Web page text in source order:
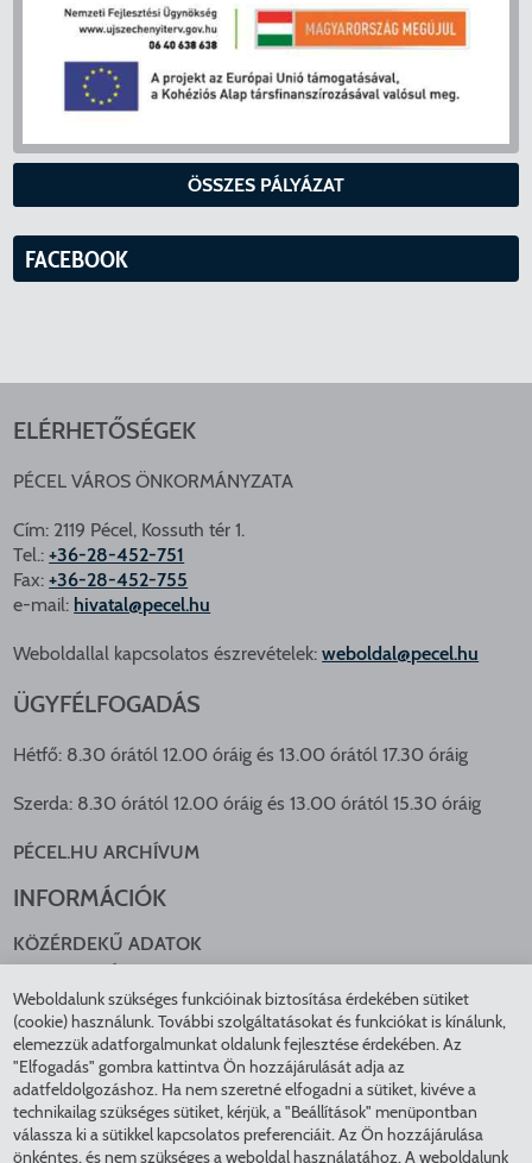
ÖSSZES PÁLYÁZAT
FACEBOOK
ELÉRHETŐSÉGEK
PÉCEL VÁROS ÖNKORMÁNYZATA
Cím: 2119 Pécel, Kossuth tér 1.
Tel.:+36-28-452-751
Fax:+36-28-452-755
e-mail: hivatal@pecel.hu
Weboldallal kapcsolatos észrevételek:weboldal@pecel.hu
ÜGYFÉLFOGADÁS
Hétfő: 8.30 órától 12.00 óráig és 13.00 órától 17.30 óráig
Szerda: 8.30 órától 12.00 óráig és 13.00 órától 15.30 óráig
PÉCEL.HU ARCHÍVUM
INFORMÁCIÓK
KÖZÉRDEKŰ ADATOK
KÖZLEKEDÉS
ADATKEZELÉS
ÁTLÁTHATÓ ÖNKORMÁNYZAT
COOKIE BEÁLLÍTÁSOK
INTÉZMÉNYEK
Weboldalunk szükséges funkcióinak biztosítása érdekében sütiket
(cookie) használunk. További szolgáltatásokat és funkciókat is kínálunk,
elemezzük adatforgalmunkat oldalunk fejlesztése érdekében. Az
"Elfogadás" gombra kattintva Ön hozzájárulását adja az
adatfeldolgozáshoz. Ha nem szeretné elfogadni a sütiket, kivéve a
technikailag szükséges sütiket, kérjük, a "Beállítások" menüpontban
válassza ki a sütikkel kapcsolatos preferenciáit. Az Ön hozzájárulása
önkéntes, és nem szükséges a weboldal használatához. A weboldalunk